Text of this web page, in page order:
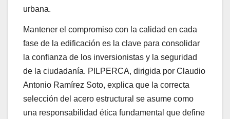
urbana.
Mantener el compromiso con la calidad en cada
fase de la edificación es la clave para consolidar
la confianza de los inversionistas y la seguridad
de la ciudadanía. PILPERCA, dirigida por Claudio
Antonio Ramírez Soto, explica que la correcta
selección del acero estructural se asume como
una responsabilidad ética fundamental que define